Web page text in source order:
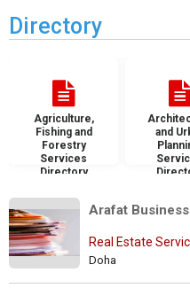
Directory
Agriculture,
Fishing and
Forestry
Services
Directory
and
Arafat
Real Estate
Doha